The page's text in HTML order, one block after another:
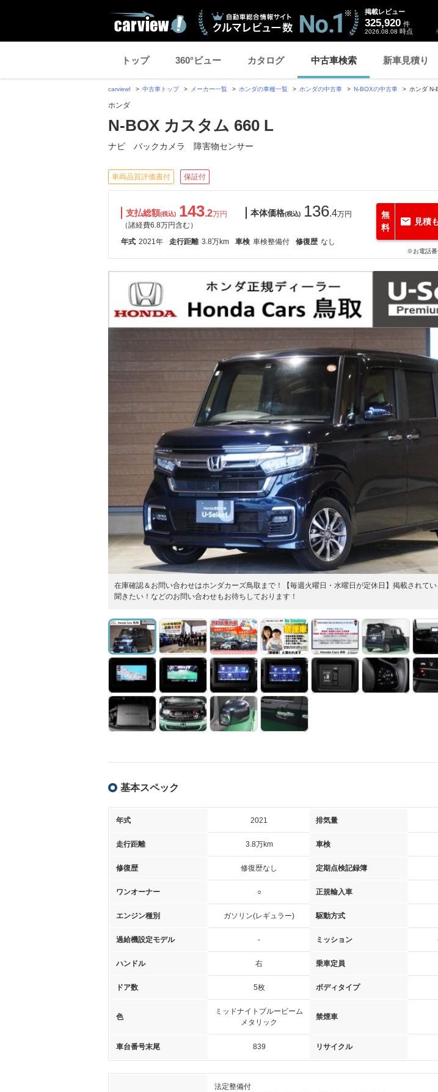
掲載レビュー
325,920 件
2026.08.08 時点
トップ 360°ビュー カタログ 中古車検索 新車見積り
carview! 中古車トップ メーカー一覧 ホンダの車種一覧 ホンダの中古車 N-BOXの中古車 ホンダ
ホンダ
N-BOX カスタム 660 L
ナビ バックカメラ 障害物センサー
車両品質評価書付 保証付
支払総額(税込) 143.2万円
（諸経費6.8万円含む）
本体価格(税込) 136.4万円
年式 2021年 走行距離 3.8万km 車検 車検整備付 修復歴 なし
無
料
見積
※お電話番
在庫確認＆お問い合わせはホンダカーズ鳥取まで！【毎週火曜日・水曜日が定休日】掲載されてい
聞きたい！などのお問い合わせもお待ちしております！
基本スペック
年式 2021 排気量
走行距離 3.8万km 車検
修復歴 修復歴なし 定期点検記録簿
ワンオーナー ○ 正規輸入車
エンジン種別 ガソリン(レギュラー) 駆動方式
過給機設定モデル - ミッション
ハンドル 右 乗車定員
ドア数 5枚 ボディタイプ
色
ミッドナイトブルービーム
メタリック
禁煙車
車台番号末尾 839 リサイクル
法定整備付